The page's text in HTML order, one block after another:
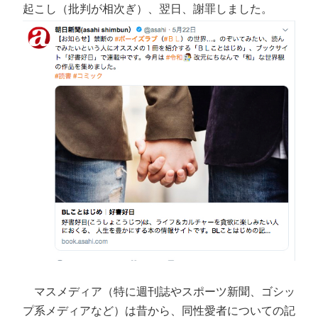
起こし（批判が相次ぎ）、翌日、謝罪しました。
マスメディア（特に週刊誌やスポーツ新聞、ゴシッ
プ系メディアなど）は昔から、同性愛者についての記